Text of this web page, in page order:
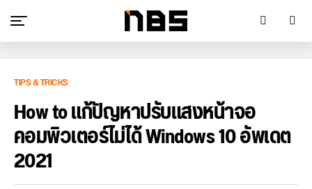
TIPS & TRICKS
How to แก้ปัญหาปรับแสงหน้าจอ
คอมพิวเตอร์ไม่ได้ Windows 10 อัพเดต
2021